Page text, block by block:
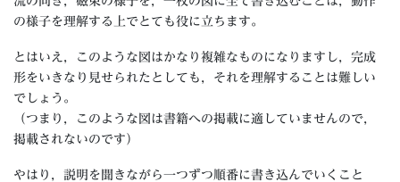
の様子を理解する上でとても役に立ちます。
とはいえ，このような図はかなり複雑なものになりますし，完成
形をいきなり見せられたとしても，それを理解することは難しい
でしょう。
（つまり，このような図は書籍への掲載に適していませんので，
掲載されないのです）
やはり，説明を聞きながら一つずつ順番に書き込んでいくこと